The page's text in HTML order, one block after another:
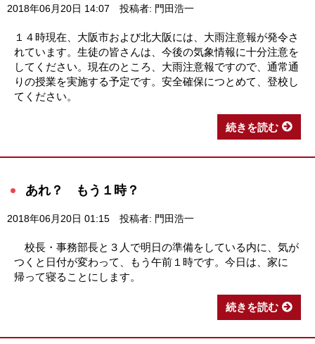
2018年06月20日 14:07 投稿者: 門田浩一
１４時現在、大阪市および北大阪には、大雨注意報が発令さ
れています。生徒の皆さんは、今後の気象情報に十分注意を
してください。現在のところ、大雨注意報ですので、通常通
りの授業を実施する予定です。安全確保につとめて、登校し
てください。
続きを読む
あれ？ もう１時？
2018年06月20日 01:15 投稿者: 門田浩一
校長・事務部長と３人で明日の準備をしている内に、気が
つくと日付が変わって、もう午前１時です。今日は、家に
帰って寝ることにします。
続きを読む